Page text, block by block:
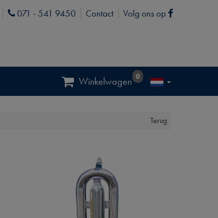
Phone
071 - 541 9450 Contact Volg ons op Facebook
Winkelwagen 0
Terug